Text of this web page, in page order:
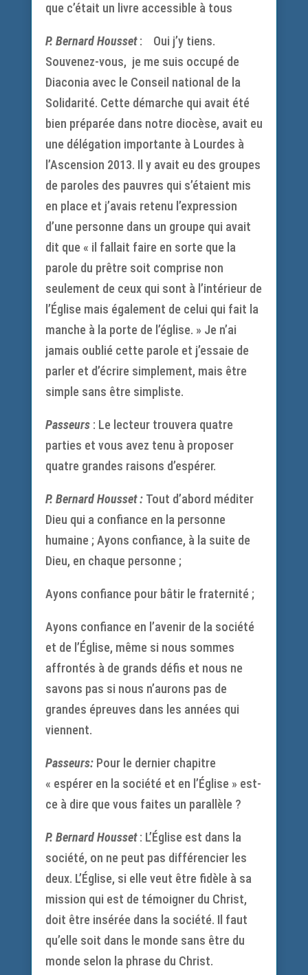
que c’était un livre accessible à tous
P. Bernard Housset: Oui j’y tiens.
Souvenez-vous, je me suis occupé de
Diaconia avec le Conseil national de la
Solidarité. Cette démarche qui avait été
bien préparée dans notre diocèse, avait eu
une délégation importante à Lourdes à
l’Ascension 2013. Il y avait eu des groupes
de paroles des pauvres qui s’étaient mis
en place et j’avais retenu l’expression
d’une personne dans un groupe qui avait
dit que « il fallait faire en sorte que la
parole du prêtre soit comprise non
seulement de ceux qui sont à l’intérieur de
l’Église mais également de celui qui fait la
manche à la porte de l’église. » Je n’ai
jamais oublié cette parole et j’essaie de
parler et d’écrire simplement, mais être
simple sans être simpliste.
Passeurs: Le lecteur trouvera quatre
parties et vous avez tenu à proposer
quatre grandes raisons d’espérer.
P. Bernard Housset : Tout d’abord méditer
Dieu qui a confiance en la personne
humaine ; Ayons confiance, à la suite de
Dieu, en chaque personne ;
Ayons confiance pour bâtir le fraternité ;
Ayons confiance en l’avenir de la société
et de l’Église, même si nous sommes
affrontés à de grands défis et nous ne
savons pas si nous n’aurons pas de
grandes épreuves dans les années qui
viennent.
Passeurs:Pour le dernier chapitre
« espérer en la société et en l’Église » est-
ce à dire que vous faites un parallèle ?
P. Bernard Housset: L’Église est dans la
société, on ne peut pas différencier les
deux. L’Église, si elle veut être fidèle à sa
mission qui est de témoigner du Christ,
doit être insérée dans la société. Il faut
qu’elle soit dans le monde sans être du
monde selon la phrase du Christ.